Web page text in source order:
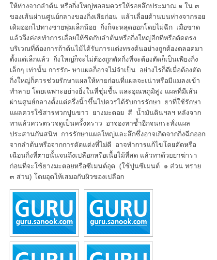
ให้ห่างจากลำต้น หรือกิ่งใหญ่พอสมควรให้รอยลึกประมาณ ๑ ใน ๓
ของเส้นผ่านศูนย์กลางของกิ่งเสียก่อน แล้วเลื่อยด้านบนห่างจากรอย
เดิมออกไปทางชายพุ่มเล็กน้อย กิ่งก็จะหลุดออกโดยไม่ฉีก เมื่อขาด
แล้วจึงค่อยทำการเลื่อยให้ชิดกับลำต้นหรือกิ่งใหญ่อีกทีหรือตัดตรง
บริเวณที่ต้องการถ้าต้นไม้ได้รับการแต่งทรงต้นอย่างถูกต้องตลอดมา
ตั้งแต่เล็กแล้ว กิ่งใหญ่ก็จะไม่ต้องถูกตัดกิ่งที่จะต้องตัดก็เป็นเพียงกิ่ง
เล็กๆ เท่านั้น การรัก- ษาแผลก็อาจไม่จำเป็น อย่างไรก็ดีเมื่อต้องตัด
กิ่งใหญ่ก็ควรช่วยรักษาแผลให้หายก่อนที่แผลจะเน่าหรือมีแมลงเข้า
ทำลาย โดยเฉพาะอย่างยิ่งในที่ชุ่มชื้น และอุณหภูมิสูง แผลที่มีเส้น
ผ่านศูนย์กลางตั้งแต่ครึ่งนิ้วขึ้นไปควรได้รับการรักษา ยาที่ใช้รักษา
แผลควรใช้สารพวกปูนขาว ยางมะตอย สี น้ำมันดินฯลฯ หลังจาก
ทาแล้วควรตรวจดูเป็นครั้งคราว อาจองทาซ้ำอีกจนกระทั่งแผล
ประสานกันสนิท การรักษาแผลใหญ่และลึกซึ่งอาจเกิดจากกิ่งฉีกออก
จากลำต้นหรือจากการตัดแต่งที่ไม่ดี อาจทำการแก้ไขโดยตัดหรือ
เฉือนกิ่งที่ตายนั้นจนถึงเปลือกหรือเนื้อไม้ที่สด แล้วทาด้วยยาฆ่ารา
ก่อนที่จะใช้ยางมะตอยหรือซีเมนต์อุด (ใช้ปูนซีเมนต์ ๑ ส่วน ทราย
๓ ส่วน) โดยอุดให้เสมอกับผิวของเปลือก